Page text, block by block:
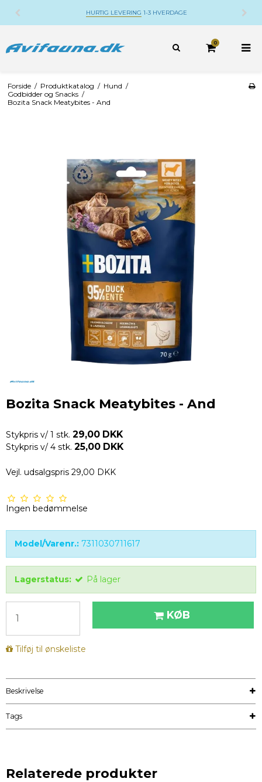
HURTIG LEVERING 1-3 HVERDAGE
0
Forside / Produktkatalog / Hund /
Godbidder og Snacks /
Bozita Snack Meatybites - And
Bozita Snack Meatybites - And
Stykpris v/ 1 stk. 29,00 DKK
Stykpris v/ 4 stk. 25,00 DKK
Vejl. udsalgspris 29,00 DKK
Ingen bedømmelse
Model/Varenr.: 7311030711617
Lagerstatus: På lager
KØB
Tilføj til ønskeliste
Beskrivelse
Tags
Relaterede produkter